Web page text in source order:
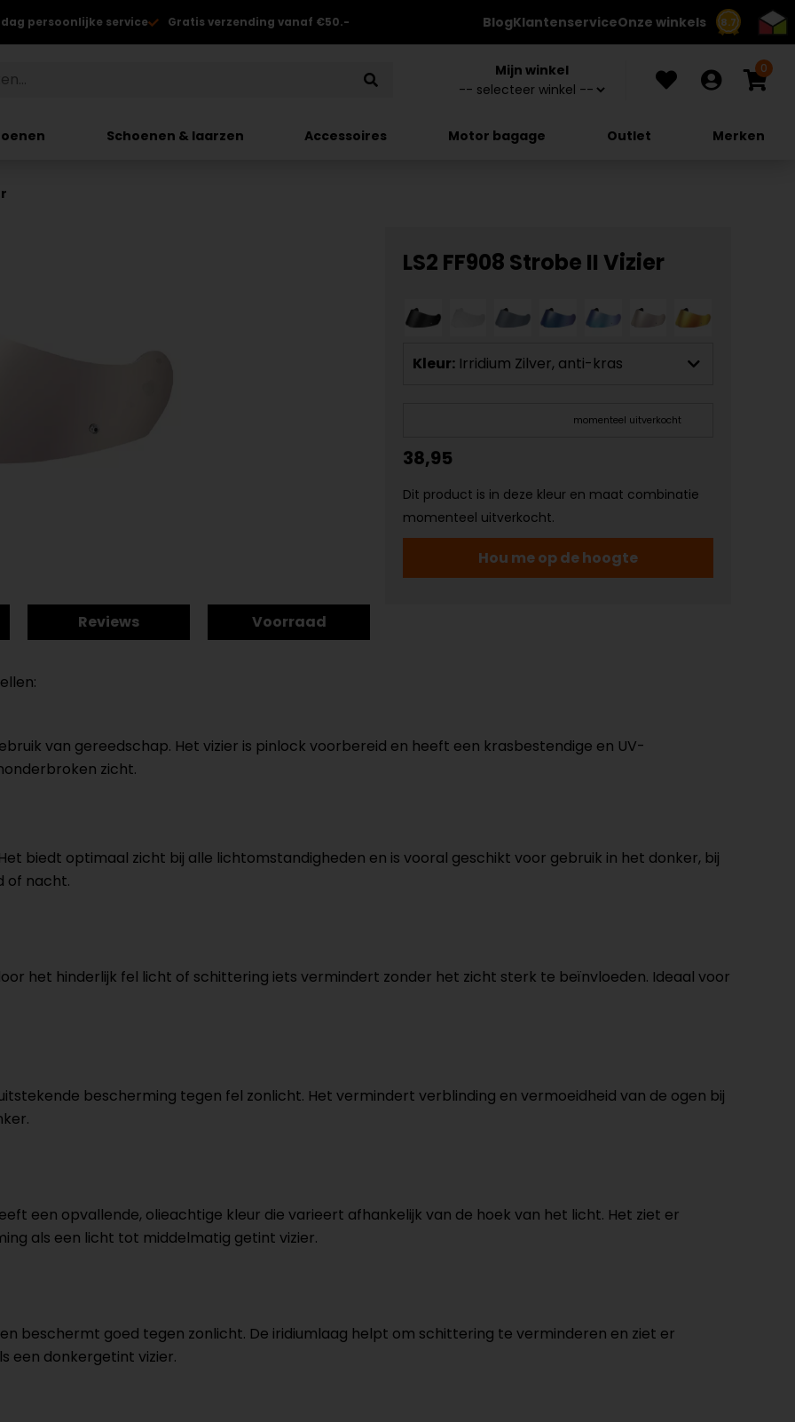
8.7
dag persoonlijke service Gratis verzending vanaf €50.- BlogKlantenserviceOnze winkels
Mijn winkel 0
Schoenen & laarzen Accessoires Motor bagage Outlet Merken
LS2 FF908 Strobe II Vizier
Kleur: Irridium Zilver, anti-kras
momenteel uitverkocht
38,95
Dit product is in deze kleur en maat combinatie
momenteel uitverkocht.
Hou me op de hoogte
Reviews Voorraad
van gereedschap. Het vizier is pinlock voorbereid en heeft een krasbestendige en UV-
zicht.
biedt optimaal zicht bij alle lichtomstandigheden en is vooral geschikt voor gebruik in het donker, bij
of nacht.
het hinderlijk fel licht of schittering iets vermindert zonder het zicht sterk te beïnvloeden. Ideaal voor
bescherming tegen fel zonlicht. Het vermindert verblinding en vermoeidheid van de ogen bij
een opvallende, olieachtige kleur die varieert afhankelijk van de hoek van het licht. Het ziet er
als een licht tot middelmatig getint vizier.
beschermt goed tegen zonlicht. De iridiumlaag helpt om schittering te verminderen en ziet er
een donkergetint vizier.